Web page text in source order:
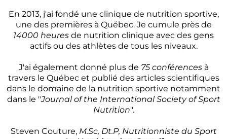
En 2013, j'ai fondé une clinique de nutrition sportive,
une des premières à Québec. Je cumule près de
14000 heures de nutrition clinique avec des gens
actifs ou des athlètes de tous les niveaux.
J'ai également donné plus de 75 conférencesà
travers le Québec et publié des articles scientifiques
dans le domaine de la nutrition sportive notamment
dans le "Journal of the International Society of Sport
Nutrition".
Steven Couture, M.Sc, Dt.P, Nutritionniste du Sport